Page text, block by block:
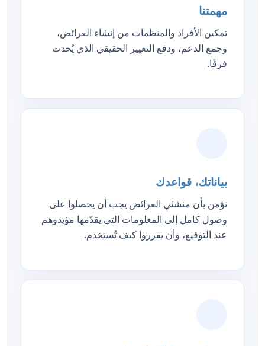
مهمتنا
تمكين الأفراد والمنظمات من إنشاء العرائض،
وجمع الدعم، ودفع التغيير الحقيقي الذي يُحدث
فرقًا.
بياناتك، قواعدك
نؤمن بأن منشئي العرائض يجب أن يحصلوا على
وصول كامل إلى المعلومات التي يقدّمها مؤيدوهم
عند التوقيع، وأن يقرروا كيف تُستخدم.